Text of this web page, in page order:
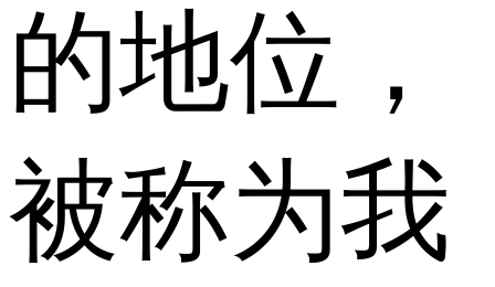
的地位，
被称为我